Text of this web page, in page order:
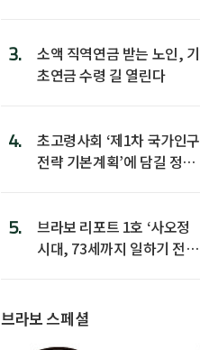
3.
소액 직역연금 받는 노인, 기
초연금 수령 길 열린다
4.
초고령사회 ‘제1차 국가인구
전략 기본계획’에 담길 정책
5.
브라보 리포트 1호 ‘사오정
시대, 73세까지 일하기 전략’
브라보 스페셜